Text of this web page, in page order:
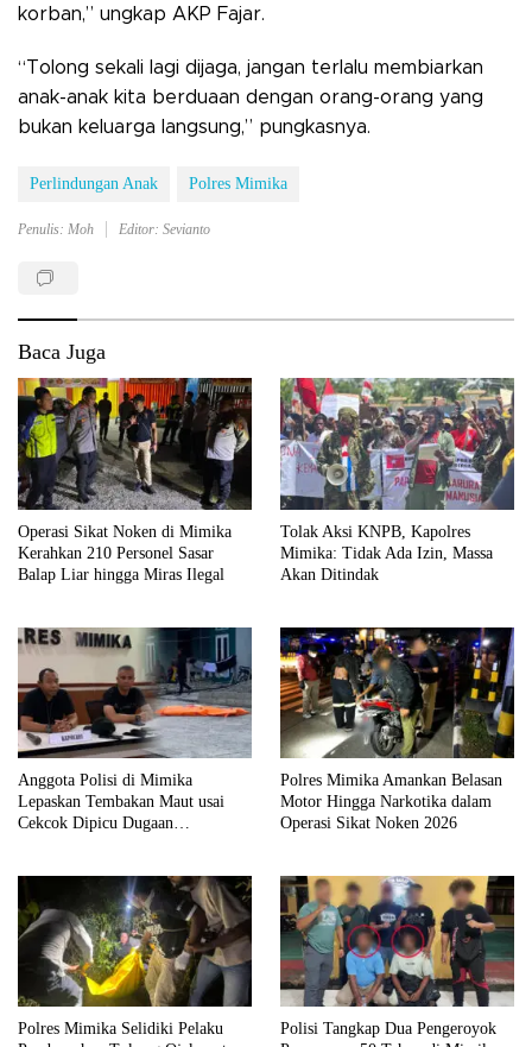
korban,” ungkap AKP Fajar.
“Tolong sekali lagi dijaga, jangan terlalu membiarkan
anak-anak kita berduaan dengan orang-orang yang
bukan keluarga langsung,” pungkasnya.
Perlindungan Anak Polres Mimika
Penulis: Moh Editor: Sevianto
Baca Juga
Operasi Sikat Noken di Mimika
Kerahkan 210 Personel Sasar
Balap Liar hingga Miras Ilegal
Tolak Aksi KNPB, Kapolres
Mimika: Tidak Ada Izin, Massa
Akan Ditindak
Anggota Polisi di Mimika
Lepaskan Tembakan Maut usai
Cekcok Dipicu Dugaan
Polres Mimika Amankan Belasan
Motor Hingga Narkotika dalam
Operasi Sikat Noken 2026
Polres Mimika Selidiki Pelaku
Polisi Tangkap Dua Pengeroyok